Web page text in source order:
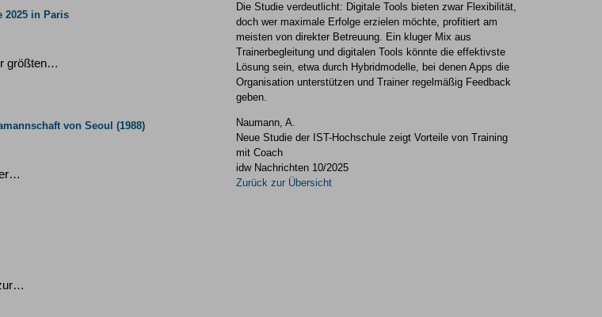
2025 in Paris
größten…
von Seoul (1988)
Die Studie verdeutlicht: Digitale Tools bieten zwar Flexibilität,
doch wer maximale Erfolge erzielen möchte, profitiert am
meisten von direkter Betreuung. Ein kluger Mix aus
Trainerbegleitung und digitalen Tools könnte die effektivste
Lösung sein, etwa durch Hybridmodelle, bei denen Apps die
Organisation unterstützen und Trainer regelmäßig Feedback
geben.
Naumann, A.
Neue Studie der IST-Hochschule zeigt Vorteile von Training
mit Coach
idw Nachrichten 10/2025
Zurück zur Übersicht